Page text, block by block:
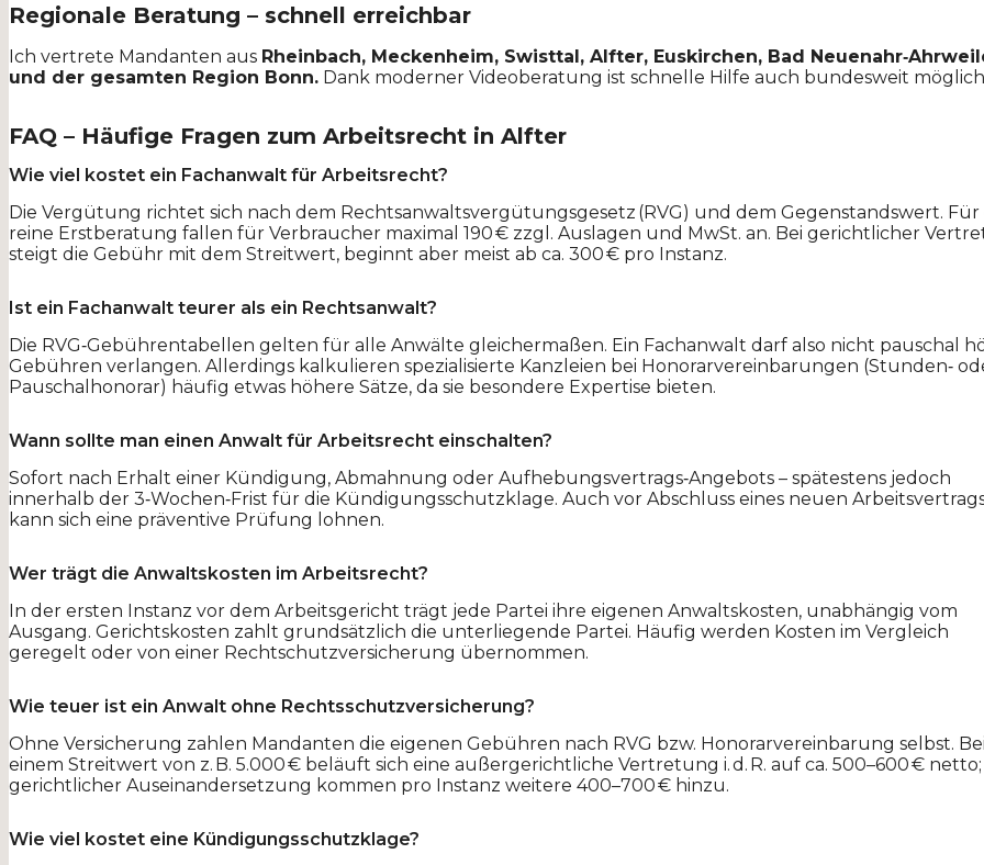
Regionale Beratung – schnell erreichbar
Ich vertrete Mandanten aus Rheinbach, Meckenheim, Swisttal, Alfter, Euskirchen, Bad
und der gesamten Region Bonn. Dank moderner Videoberatung ist schnelle Hilfe auch bundesweit
FAQ – Häufige Fragen zum Arbeitsrecht in Alfter
Wie viel kostet ein Fachanwalt für Arbeitsrecht?
Die Vergütung richtet sich nach dem Rechtsanwaltsvergütungsgesetz (RVG) und dem Gegenstandswert. Für
reine Erstberatung fallen für Verbraucher maximal 190 € zzgl. Auslagen und MwSt. an. Bei gerichtlicher
steigt die Gebühr mit dem Streitwert, beginnt aber meist ab ca. 300 € pro Instanz.
Ist ein Fachanwalt teurer als ein Rechtsanwalt?
Die RVG‐Gebührentabellen gelten für alle Anwälte gleichermaßen. Ein Fachanwalt darf also nicht pauschal
Gebühren verlangen. Allerdings kalkulieren spezialisierte Kanzleien bei Honorarvereinbarungen (Stunden‐
Pauschalhonorar) häufig etwas höhere Sätze, da sie besondere Expertise bieten.
Wann sollte man einen Anwalt für Arbeitsrecht einschalten?
Sofort nach Erhalt einer Kündigung, Abmahnung oder Aufhebungsvertrags‐Angebots – spätestens jedoch
innerhalb der 3‑Wochen‑Frist für die Kündigungsschutz­klage. Auch vor Abschluss eines neuen
kann sich eine präventive Prüfung lohnen.
Wer trägt die Anwaltskosten im Arbeitsrecht?
In der ersten Instanz vor dem Arbeitsgericht trägt jede Partei ihre eigenen Anwaltskosten, unabhängig vom
Ausgang. Gerichtskosten zahlt grundsätzlich die unterliegende Partei. Häufig werden Kosten im Vergleich
geregelt oder von einer Rechtschutzversicherung übernommen.
Wie teuer ist ein Anwalt ohne Rechtsschutzversicherung?
Ohne Versicherung zahlen Mandanten die eigenen Gebühren nach RVG bzw. Honorarvereinbarung selbst. Bei
einem Streitwert von z. B. 5.000 € beläuft sich eine außergerichtliche Vertretung i. d. R. auf ca. 500–600 € netto;
gerichtlicher Auseinandersetzung kommen pro Instanz weitere 400–700 € hinzu.
Wie viel kostet eine Kündigungsschutzklage?